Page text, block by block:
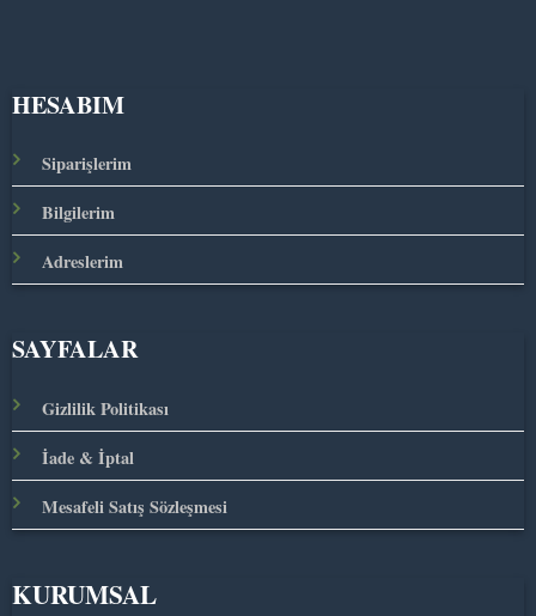
HESABIM
Siparişlerim
Bilgilerim
Adreslerim
SAYFALAR
Gizlilik Politikası
İade & İptal
Mesafeli Satış Sözleşmesi
KURUMSAL